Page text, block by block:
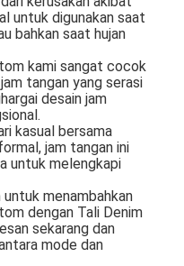
untuk digunakan saat
bahkan saat hujan
kami sangat cocok
tangan yang serasi
desain jam
kasual bersama
jam tangan ini
untuk melengkapi
menambahkan
dengan Tali Denim
sekarang dan
mode dan